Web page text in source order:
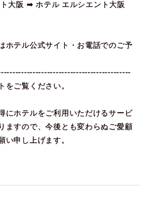
大阪 ➡ ホテル エルシエント大阪
ホテル公式サイト・お電話でのご予
をご覧ください。
にホテルをご利用いただけるサービ
ますので、今後とも変わらぬご愛顧
い申し上げます。